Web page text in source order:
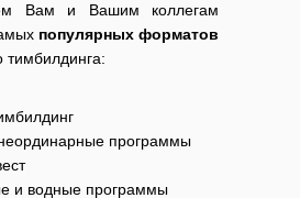
Вам и Вашим коллегам
популярных форматов
тимбилдинга:
программы
и водные программы